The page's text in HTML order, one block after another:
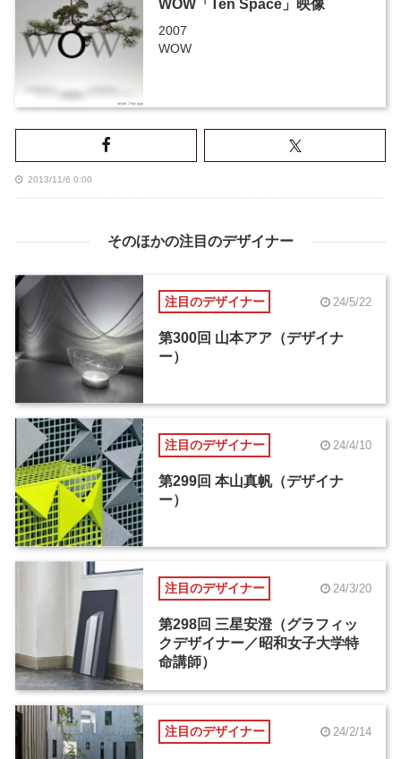
WOW「Ten Space」映像
2007
WOW
2013/11/6 0:00
そのほかの注目のデザイナー
注目のデザイナー 24/5/22
第300回 山本アア（デザイナ
ー）
注目のデザイナー 24/4/10
第299回 本山真帆（デザイナ
ー）
注目のデザイナー 24/3/20
第298回 三星安澄（グラフィッ
クデザイナー／昭和女子大学特
命講師）
注目のデザイナー 24/2/14